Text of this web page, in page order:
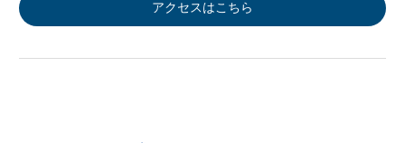
アクセスはこちら